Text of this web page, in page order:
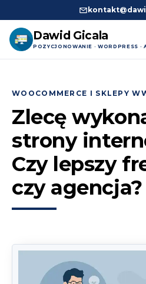
Dawid Gicala
POZYCJONOWANIE · WORDPRESS ·
treściWOOCOMMERCE I SKLEPY
Zlecę
strony
Czy lepszy
czy agencja?